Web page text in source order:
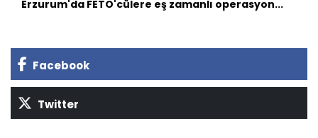
Erzurum'da FETÖ'cülere eş zamanlı operasyon...
Facebook
Twitter